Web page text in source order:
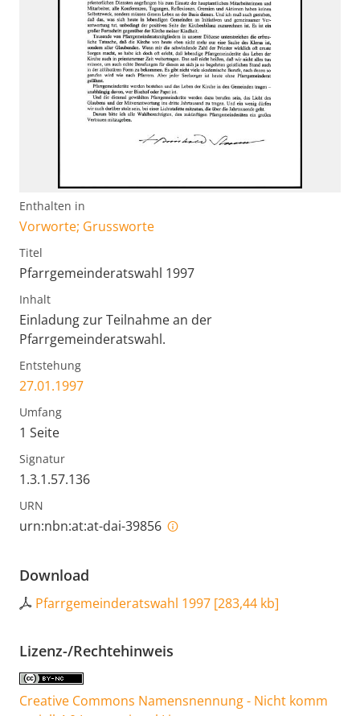
Enthalten in
Vorworte; Grussworte
Titel
Pfarrgemeinderatswahl 1997
Inhalt
Einladung zur Teilnahme an der
Pfarrgemeinderatswahl.
Entstehung
27.01.1997
Umfang
1 Seite
Signatur
1.3.1.57.136
URN
urn:nbn:at:at-dai-39856
Download
Pfarrgemeinderatswahl 1997 [283,44 kb]
Lizenz-/Rechtehinweis
Creative Commons Namensnennung - Nicht komm